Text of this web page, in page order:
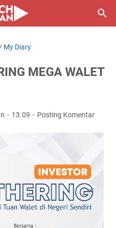
/ My Diary
MEGA WALET
13.09 Posting Komentar